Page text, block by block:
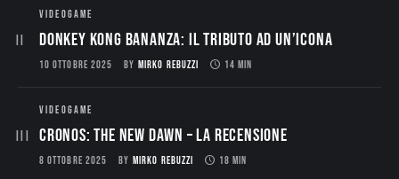
VIDEOGAME
Donkey Kong Bananza: Il Tributo ad un’Icona
10 OTTOBRE 2025 BY MIRKO REBUZZI 14 MIN
VIDEOGAME
CRONOS: THE NEW DAWN – La Recensione
8 OTTOBRE 2025 BY MIRKO REBUZZI 18 MIN